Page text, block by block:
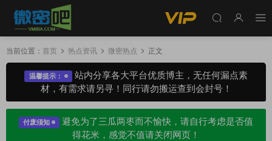
当前位置： 首页 热点资讯 微密热点 正文
温馨提示：
站内分享各大平台优质博主，无任何漏点素
材，有需求请另寻！同行请勿搬运查到会封号！
付废须知
避免为了三瓜两枣而不愉快，请自行考虑是否值
得花米，感觉不值请关闭网页！